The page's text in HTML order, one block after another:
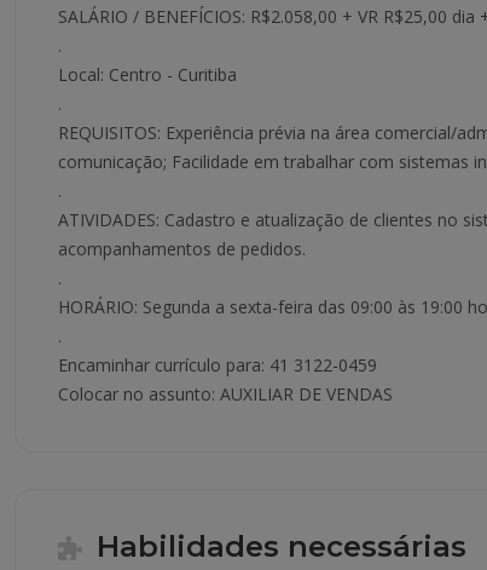
SALÁRIO / BENEFÍCIOS: R$2.058,00 + VR R$25,00 dia
.
Local: Centro - Curitiba
.
REQUISITOS: Experiência prévia na área comercial/
comunicação; Facilidade em trabalhar com sistemas
.
ATIVIDADES: Cadastro e atualização de clientes no
acompanhamentos de pedidos.
.
HORÁRIO: Segunda a sexta-feira das 09:00 às 19:00
.
Encaminhar currículo para: 41 3122-0459
Colocar no assunto: AUXILIAR DE VENDAS
Habilidades necessárias